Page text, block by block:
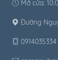
Mở cửa:
Đường
0914035334